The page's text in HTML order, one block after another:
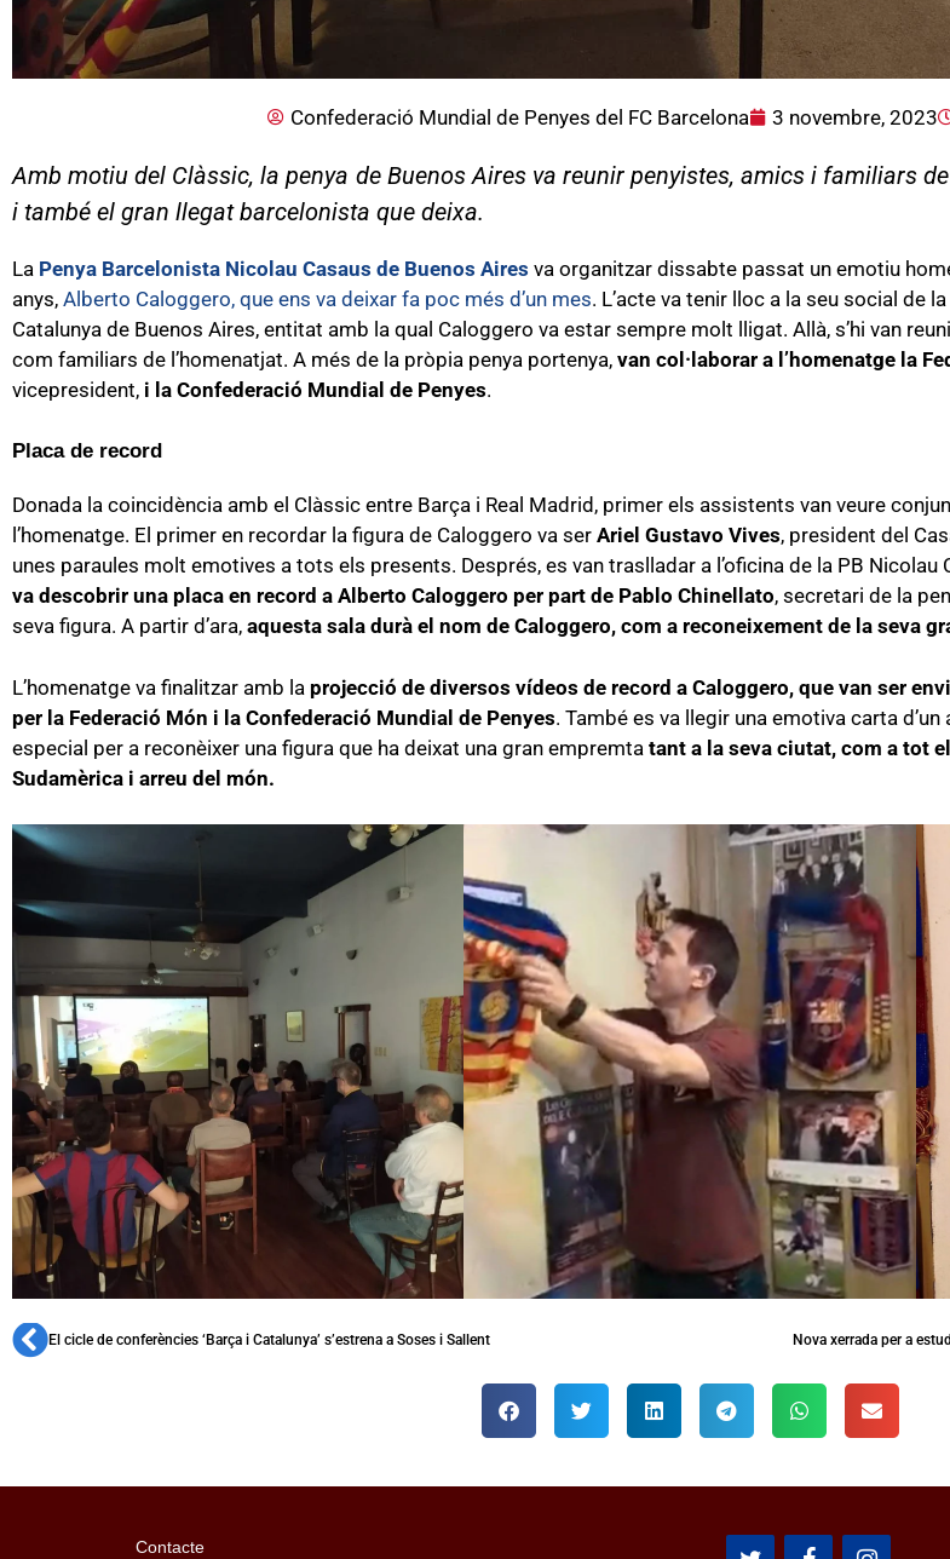
Confederació Mundial de Penyes del FC Barcelona 3 novembre, 2023
Amb motiu del Clàssic, la penya de Buenos Aires va reunir penyistes, amics i familiars
i també el gran llegat barcelonista que deixa.
La Penya Barcelonista Nicolau Casaus de Buenos Aires va organitzar dissabte passat un emotiu
anys, Alberto Caloggero, que ens va deixar fa poc més d’un mes. L’acte va tenir lloc a la seu social de
Catalunya de Buenos Aires, entitat amb la qual Caloggero va estar sempre molt lligat. Allà, s’hi van
com familiars de l’homenatjat. A més de la pròpia penya portenya, van col·laborar a l’homenatge la
vicepresident, i la Confederació Mundial de Penyes.
Placa de record
Donada la coincidència amb el Clàssic entre Barça i Real Madrid, primer els assistents van veure
l’homenatge. El primer en recordar la figura de Caloggero va ser Ariel Gustavo Vives, president del
unes paraules molt emotives a tots els presents. Després, es van traslladar a l’oficina de la PB Nicolau
va descobrir una placa en record a Alberto Caloggero per part de Pablo Chinellato, secretari de la
seva figura. A partir d’ara, aquesta sala durà el nom de Caloggero, com a reconeixement de la seva
L’homenatge va finalitzar amb la projecció de diversos vídeos de record a Caloggero, que van ser
per la Federació Món i la Confederació Mundial de Penyes. També es va llegir una emotiva carta
especial per a reconèixer una figura que ha deixat una gran empremta tant a la seva ciutat, com a tot
Sudamèrica i arreu del món.
El cicle de conferències ‘Barça i Catalunya’ s’estrena a Soses i Sallent Nova xerrada per a
Contacte